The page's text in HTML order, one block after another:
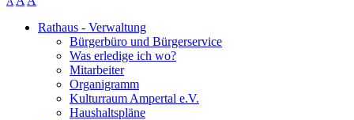
Rathaus - Verwaltung
Bürgerbüro und Bürgerservice
Was erledige ich wo?
Mitarbeiter
Organigramm
Kulturraum Ampertal e.V.
Haushaltspläne